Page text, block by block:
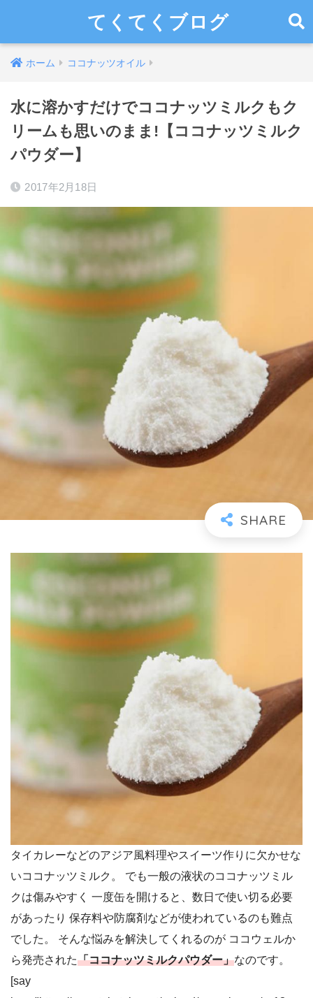
てくてくブログ
ホーム ココナッツオイル
水に溶かすだけでココナッツミルクもク
リームも思いのまま!【ココナッツミルク
パウダー】
2017年2月18日
タイカレーなどのアジア風料理やスイーツ作りに欠かせな
いココナッツミルク。 でも一般の液状のココナッツミル
クは傷みやすく 一度缶を開けると、数日で使い切る必要
があったり 保存料や防腐剤などが使われているのも難点
でした。 そんな悩みを解決してくれるのが ココウェルか
ら発売された「ココナッツミルクパウダー」なのです。
[say